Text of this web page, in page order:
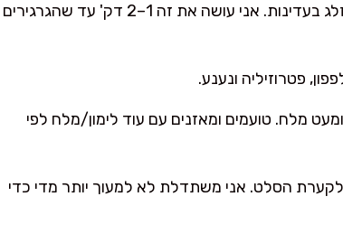
פותחים את הכיסוי ומאווררים עם מזלג בעדינות. אני עושה את זה 1–2 דק' עד שהגרגירים
פטרוזיליה ונענע.
ומעט מלח. טועמים ומאזנים עם עוד לימון/מלח לפי
לקערת הסלט. אני משתדלת לא למעוך יותר מדי כדי